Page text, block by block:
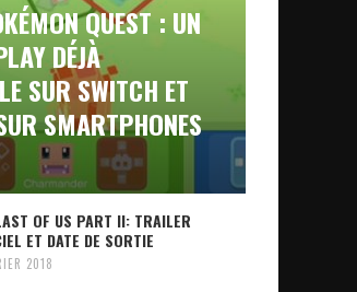
QUEST : UN
DÉJÀ
SUR SWITCH ET
SMARTPHONES
OF US PART II: TRAILER
ET DATE DE SORTIE
2018